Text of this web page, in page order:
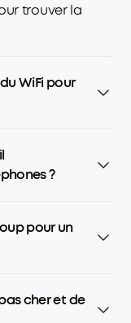
trouver la
WiFi pour
?
pour un
cher et de